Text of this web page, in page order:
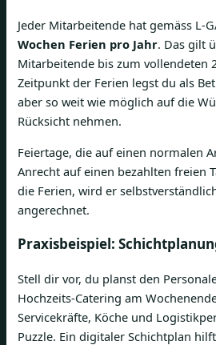
Jeder Mitarbeitende hat gemäss L-
Wochen Ferien pro Jahr. Das gilt
Mitarbeitende bis zum vollendeten
Zeitpunkt der Ferien legst du als
aber so weit wie möglich auf die
Rücksicht nehmen.
Feiertage, die auf einen normalen
Anrecht auf einen bezahlten freien
die Ferien, wird er
angerechnet.
Praxisbeispiel:
Stell dir vor, du planst den
Hochzeits-Catering am
Servicekräfte, Köche und
Puzzle. Ein digitaler Schichtplan